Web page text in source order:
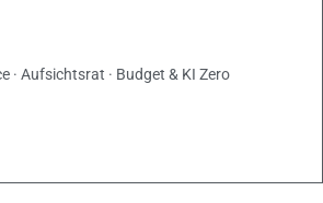
· Aufsichtsrat · Budget & KI Zero